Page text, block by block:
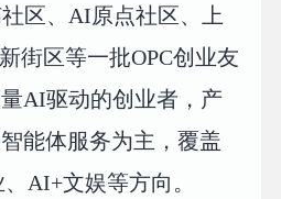
区、AI原点社区、上
街区等一批OPC创业友
AI驱动的创业者，产
能体服务为主，覆盖
AI+文娱等方向。